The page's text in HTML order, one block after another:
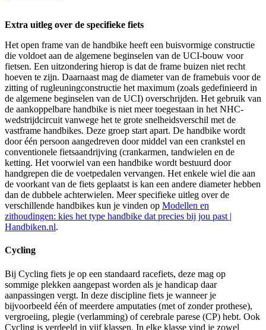
Extra uitleg over de specifieke fiets
Het open frame van de handbike heeft een buisvormige constructie
die voldoet aan de algemene beginselen van de UCI-bouw voor
fietsen. Een uitzondering hierop is dat de frame buizen niet recht
hoeven te zijn. Daarnaast mag de diameter van de framebuis voor de
zitting of rugleuningconstructie het maximum (zoals gedefinieerd in
de algemene beginselen van de UCI) overschrijden. Het gebruik van
de aankoppelbare handbike is niet meer toegestaan in het NHC-
wedstrijdcircuit vanwege het te grote snelheidsverschil met de
vastframe handbikes. Deze groep start apart. De handbike wordt
door één persoon aangedreven door middel van een crankstel en
conventionele fietsaandrijving (crankarmen, tandwielen en de
ketting. Het voorwiel van een handbike wordt bestuurd door
handgrepen die de voetpedalen vervangen. Het enkele wiel die aan
de voorkant van de fiets geplaatst is kan een andere diameter hebben
dan de dubbele achterwielen. Meer specifieke uitleg over de
verschillende handbikes kun je vinden op Modellen en
zithoudingen: kies het type handbike dat precies bij jou past |
Handbiken.nl.
Cycling
Bij Cycling fiets je op een standaard racefiets, deze mag op
sommige plekken aangepast worden als je handicap daar
aanpassingen vergt. In deze discipline fiets je wanneer je
bijvoorbeeld één of meerdere amputaties (met of zonder prothese),
vergroeiing, plegie (verlamming) of cerebrale parese (CP) hebt. Ook
Cycling is verdeeld in vijf klassen. In elke klasse vind je zowel